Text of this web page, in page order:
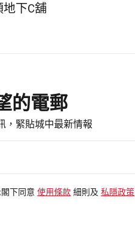
下C舖
的電郵
，緊貼城中最新情報
下同意 使用條款 細則及 私隱政策